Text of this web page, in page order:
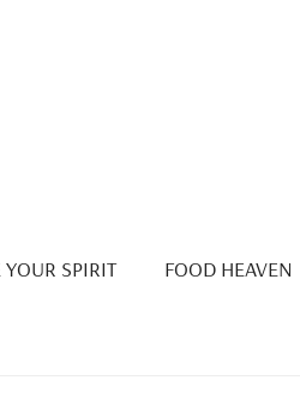
YOUR SPIRIT FOOD HEAVEN